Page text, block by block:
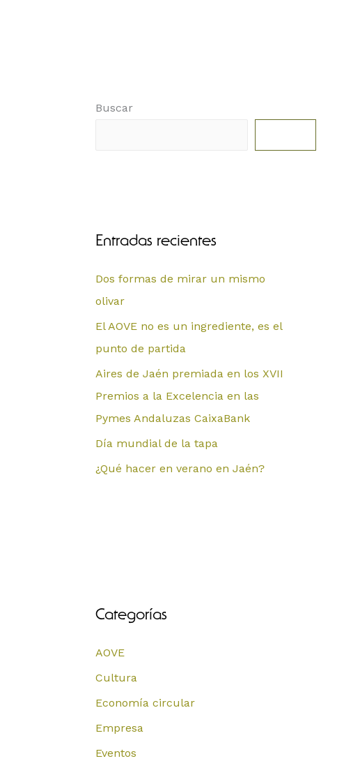
Buscar
Entradas recientes
Dos formas de mirar un mismo
olivar
El AOVE no es un ingrediente, es el
punto de partida
Aires de Jaén premiada en los XVII
Premios a la Excelencia en las
Pymes Andaluzas CaixaBank
Día mundial de la tapa
¿Qué hacer en verano en Jaén?
Categorías
AOVE
Cultura
Economía circular
Empresa
Eventos